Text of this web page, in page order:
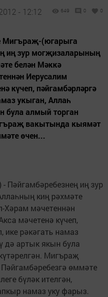
- 12:12 649 0 0
Мигъраҗ-(югарыга
иң зур могҗизаларының
белән Мәккә
Иерусалим
күчеп, пәйгамбәрләргә
укыган, Аллаһ
була алмый торган
вакытында кыямәт
өчен...
Пәйгамбәребезнең иң зур
киң рәхмәте
Хәрам мәчетеннән
мәчетенә күчеп,
рәкәгать намаз
дә артык якын була
Мигъраҗ
өммәте
бүләк ителгән,
намаз уку фарыз.